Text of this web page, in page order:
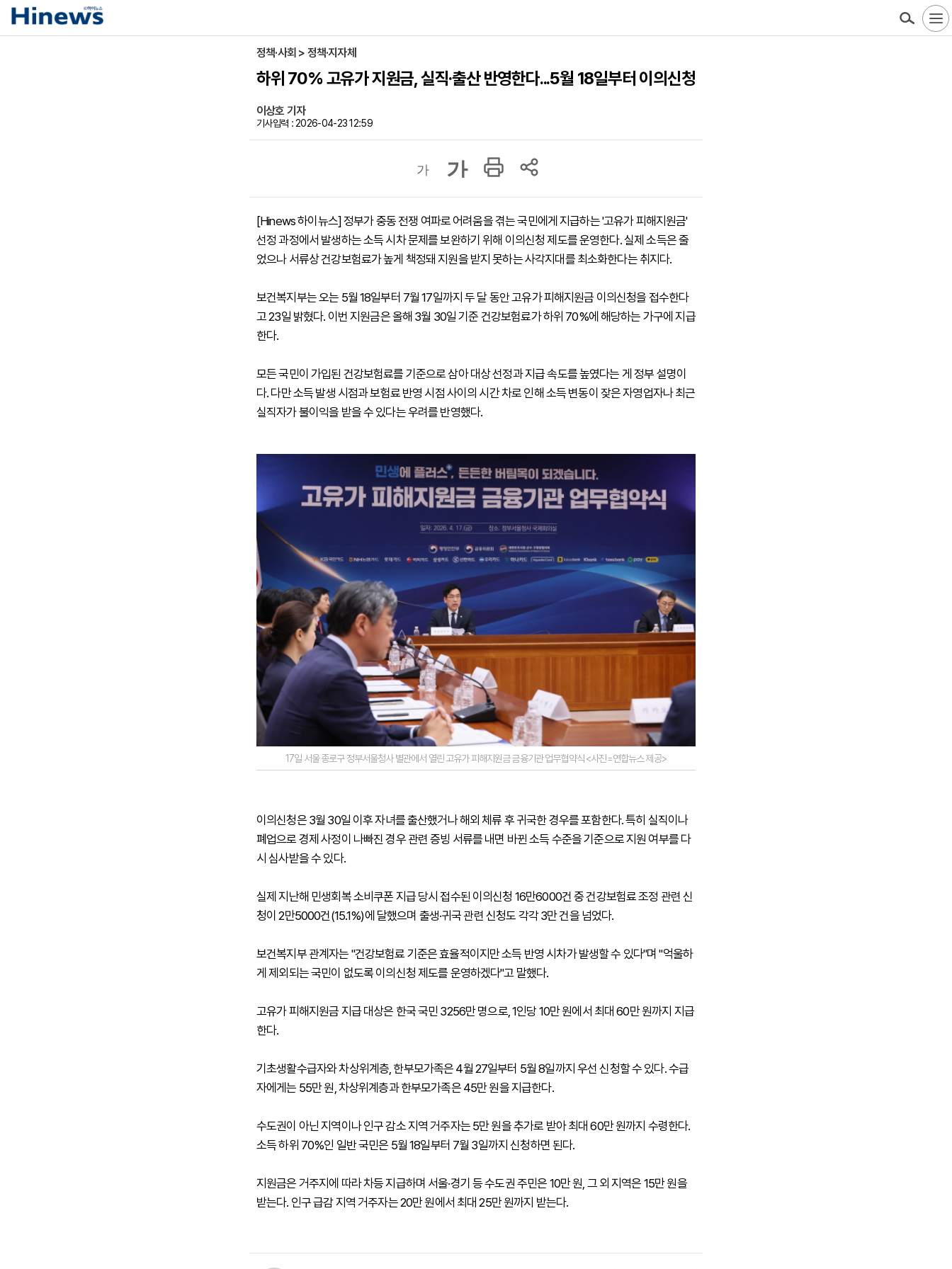
정책·사회 > 정책·지자체
하위 70% 고유가 지원금, 실직·출산 반영한다...5월 18일부터 이의신청
이상호 기자
기사입력 : 2026-04-23 12:59
가 가
[Hinews 하이뉴스] 정부가 중동 전쟁 여파로 어려움을 겪는 국민에게 지급하는 '고유가 피해지원금'
선정 과정에서 발생하는 소득 시차 문제를 보완하기 위해 이의신청 제도를 운영한다. 실제 소득은 줄
었으나 서류상 건강보험료가 높게 책정돼 지원을 받지 못하는 사각지대를 최소화한다는 취지다.
보건복지부는 오는 5월 18일부터 7월 17일까지 두 달 동안 고유가 피해지원금 이의신청을 접수한다
고 23일 밝혔다. 이번 지원금은 올해 3월 30일 기준 건강보험료가 하위 70%에 해당하는 가구에 지급
한다.
모든 국민이 가입된 건강보험료를 기준으로 삼아 대상 선정과 지급 속도를 높였다는 게 정부 설명이
다. 다만 소득 발생 시점과 보험료 반영 시점 사이의 시간 차로 인해 소득 변동이 잦은 자영업자나 최근
실직자가 불이익을 받을 수 있다는 우려를 반영했다.
17일 서울 종로구 정부서울청사 별관에서 열린 고유가 피해지원금 금융기관 업무협약식 <사진=연합뉴스 제공>
이의신청은 3월 30일 이후 자녀를 출산했거나 해외 체류 후 귀국한 경우를 포함한다. 특히 실직이나
폐업으로 경제 사정이 나빠진 경우 관련 증빙 서류를 내면 바뀐 소득 수준을 기준으로 지원 여부를 다
시 심사받을 수 있다.
실제 지난해 민생회복 소비쿠폰 지급 당시 접수된 이의신청 16만6000건 중 건강보험료 조정 관련 신
청이 2만5000건(15.1%)에 달했으며 출생·귀국 관련 신청도 각각 3만 건을 넘었다.
보건복지부 관계자는 "건강보험료 기준은 효율적이지만 소득 반영 시차가 발생할 수 있다"며 "억울하
게 제외되는 국민이 없도록 이의신청 제도를 운영하겠다"고 말했다.
고유가 피해지원금 지급 대상은 한국 국민 3256만 명으로, 1인당 10만 원에서 최대 60만 원까지 지급
한다.
기초생활수급자와 차상위계층, 한부모가족은 4월 27일부터 5월 8일까지 우선 신청할 수 있다. 수급
자에게는 55만 원, 차상위계층과 한부모가족은 45만 원을 지급한다.
수도권이 아닌 지역이나 인구 감소 지역 거주자는 5만 원을 추가로 받아 최대 60만 원까지 수령한다.
소득 하위 70%인 일반 국민은 5월 18일부터 7월 3일까지 신청하면 된다.
지원금은 거주지에 따라 차등 지급하며 서울·경기 등 수도권 주민은 10만 원, 그 외 지역은 15만 원을
받는다. 인구 급감 지역 거주자는 20만 원에서 최대 25만 원까지 받는다.